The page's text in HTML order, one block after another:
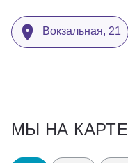
Вокзальная, 21
МЫ НА КАРТЕ